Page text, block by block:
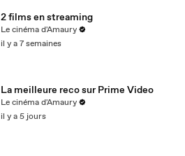
2 films en streaming
Le cinéma d'Amaury
il y a 7 semaines
La meilleure reco sur Prime Video
Le cinéma d'Amaury
il y a 5 jours